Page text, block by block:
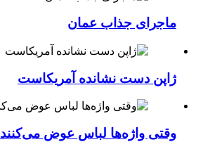
ماجرای جذاب عمان
ژاپن دست نشانده آمریکاست
وقتی واژه‌ها لباس عوض می‌کنند